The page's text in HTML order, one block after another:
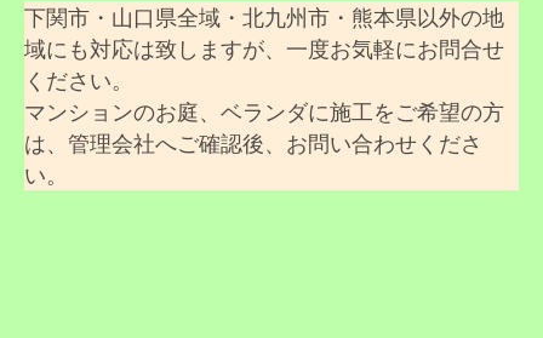
下関市・山口県全域・北九州市・熊本県以外の地
域にも対応は致しますが、一度お気軽にお問合せ
ください。
マンションのお庭、ベランダに施工をご希望の方
は、管理会社へご確認後、お問い合わせくださ
い。